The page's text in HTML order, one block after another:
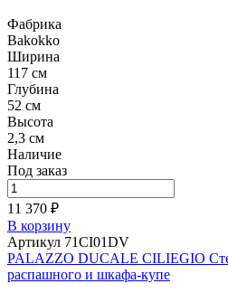
Фабрика
Bakokko
Ширина
117 см
Глубина
52 см
Высота
2,3 см
Наличие
Под заказ
11 370 ₽
В корзину
Артикул 71CI01DV
PALAZZO DUCALE CILIEGIO
распашного и шкафа-купе